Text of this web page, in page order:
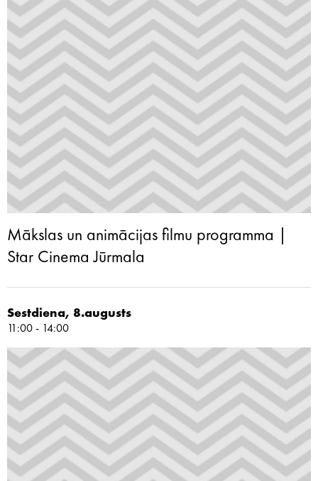
Mākslas un animācijas filmu programma |
Star Cinema Jūrmala
Sestdiena, 8.augusts
11:00 - 14:00